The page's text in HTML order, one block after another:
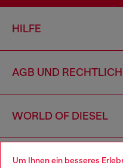
Um Ihnen ein besseres
HILFE
AGB UND
WORLD OF DIESEL
CORPORATE